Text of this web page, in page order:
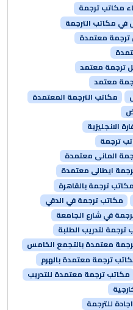
مكاتب ترجمة
في مكاتب الترجمة
ترجمة معتمدة
ترجمة معتمد
معتمد
مكاتب الترجمة المعتمدة
الانجليزية
ترجمة
المانى معتمدة
ايطالى معتمدة
مكاتب ترجمة بالقاهرة
مكاتب ترجمة في الدقي
في شارع الجامعة
ترجمة لتدريب الطلبة
معتمدة بالتجمع الخامس
ترجمة معتمدة بالهرم
مكاتب ترجمة معتمدة للتدريب
للترجمة